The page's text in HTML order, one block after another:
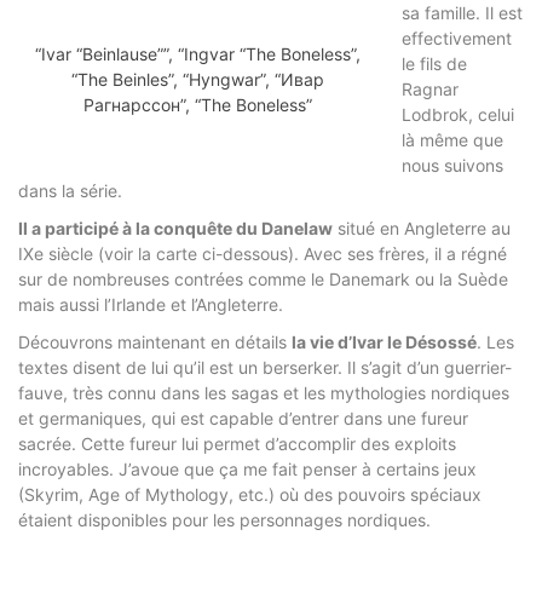
“Ivar “Beinlause””, “Ingvar “The Boneless”,
“The Beinles”, “Hyngwar”, “Ивар
Рагнарссон”, “The Boneless”
sa famille. Il est
effectivement
le fils de
Ragnar
Lodbrok, celui
là même que
nous suivons
dans la série.
Il a participé à la conquête du Danelaw situé en Angleterre au
IXe siècle (voir la carte ci-dessous). Avec ses frères, il a régné
sur de nombreuses contrées comme le Danemark ou la Suède
mais aussi l’Irlande et l’Angleterre.
Découvrons maintenant en détails la vie d’Ivar le Désossé. Les
textes disent de lui qu’il est un berserker. Il s’agit d’un guerrier-
fauve, très connu dans les sagas et les mythologies nordiques
et germaniques, qui est capable d’entrer dans une fureur
sacrée. Cette fureur lui permet d’accomplir des exploits
incroyables. J’avoue que ça me fait penser à certains jeux
(Skyrim, Age of Mythology, etc.) où des pouvoirs spéciaux
étaient disponibles pour les personnages nordiques.